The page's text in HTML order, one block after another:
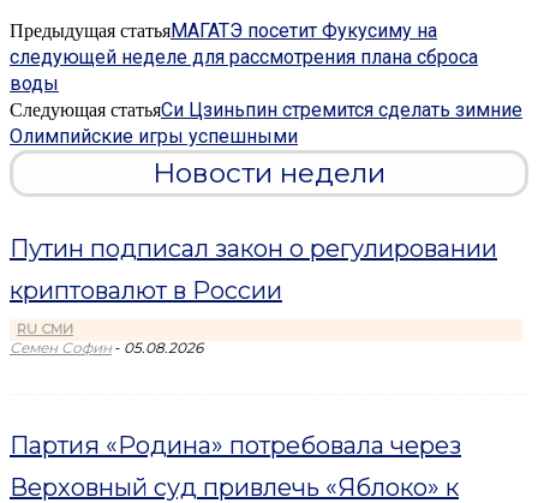
Предыдущая статьяМАГАТЭ посетит Фукусиму на
следующей неделе для рассмотрения плана сброса
воды
Следующая статьяСи Цзиньпин стремится сделать зимние
Олимпийские игры успешными
Новости недели
Путин подписал закон о регулировании
криптовалют в России
RU СМИ
Семен Софин - 05.08.2026
Партия «Родина» потребовала через
Верховный суд привлечь «Яблоко» к